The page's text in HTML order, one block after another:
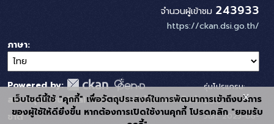
จำนวนผู้เข้าชม 243933
https://ckan.dsi.go.th/
ภาษา
Powered by:
สนับสนุนระบบ Thai-GDC โดย สำนักงานสถิติแห่ง
ชาติ
รุ่นโปรแกรม:
3.0.0
วันที่: 2025-06-
เว็บไซต์นี้ใช้ "คุกกี้" เพื่อวัตถุประสงค์ในการพัฒนาการเข้าถึงบริการ
ของผู้ใช้ให้ดียิ่งขึ้น หากต้องการเปิดใช้งานคุกกี้ โปรดคลิก "ยอมรับ
x